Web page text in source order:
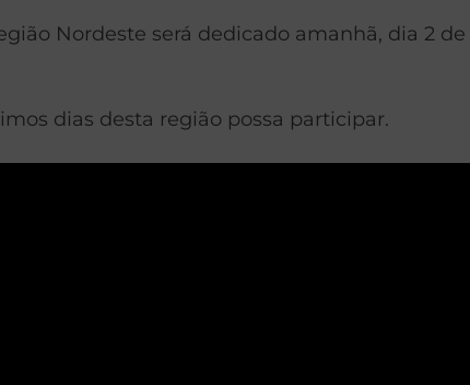
Nordeste será dedicado amanhã, dia 2 de
dias desta região possa participar.